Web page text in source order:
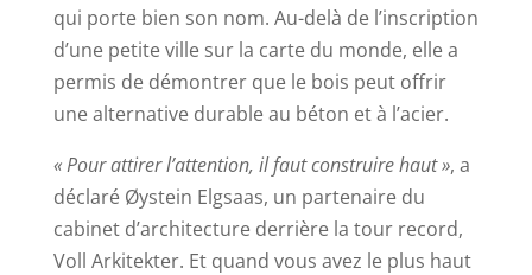
qui porte bien son nom. Au-delà de l’inscription
d’une petite ville sur la carte du monde, elle a
permis de démontrer que le bois peut offrir
une alternative durable au béton et à l’acier.
« Pour attirer l’attention, il faut construire haut », a
déclaré Øystein Elgsaas, un partenaire du
cabinet d’architecture derrière la tour record,
Voll Arkitekter. Et quand vous avez le plus haut